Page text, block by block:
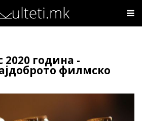
2020 година -
филмско